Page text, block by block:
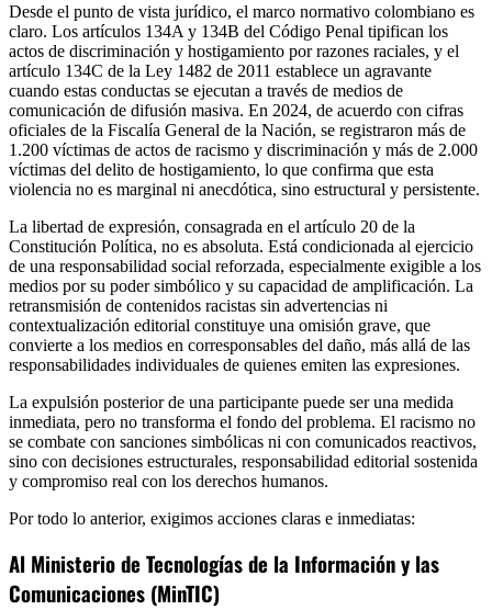
Desde el punto de vista jurídico, el marco normativo colombiano es
claro. Los artículos 134A y 134B del Código Penal tipifican los
actos de discriminación y hostigamiento por razones raciales, y el
artículo 134C de la Ley 1482 de 2011 establece un agravante
cuando estas conductas se ejecutan a través de medios de
comunicación de difusión masiva. En 2024, de acuerdo con cifras
oficiales de la Fiscalía General de la Nación, se registraron más de
1.200 víctimas de actos de racismo y discriminación y más de 2.000
víctimas del delito de hostigamiento, lo que confirma que esta
violencia no es marginal ni anecdótica, sino estructural y persistente.
La libertad de expresión, consagrada en el artículo 20 de la
Constitución Política, no es absoluta. Está condicionada al ejercicio
de una responsabilidad social reforzada, especialmente exigible a los
medios por su poder simbólico y su capacidad de amplificación. La
retransmisión de contenidos racistas sin advertencias ni
contextualización editorial constituye una omisión grave, que
convierte a los medios en corresponsables del daño, más allá de las
responsabilidades individuales de quienes emiten las expresiones.
La expulsión posterior de una participante puede ser una medida
inmediata, pero no transforma el fondo del problema. El racismo no
se combate con sanciones simbólicas ni con comunicados reactivos,
sino con decisiones estructurales, responsabilidad editorial sostenida
y compromiso real con los derechos humanos.
Por todo lo anterior, exigimos acciones claras e inmediatas:
Al Ministerio de Tecnologías de la Información y las
Comunicaciones (MinTIC)